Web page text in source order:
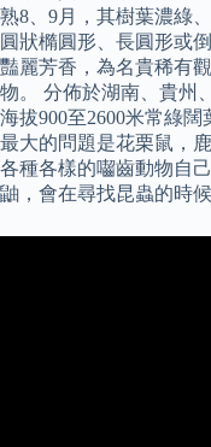
熟8、9月，其樹葉濃綠
圓狀橢圓形、長圓形或
豔麗芳香，為名貴稀有
物。 分佈於湖南、貴州
海拔900至2600米常綠闊
最大的問題是花栗鼠，
各種各樣的囓齒動物自
鼬，會在尋找昆蟲的時